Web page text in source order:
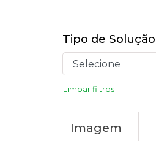
Tipo de Solução
Limpar filtros
Imagem